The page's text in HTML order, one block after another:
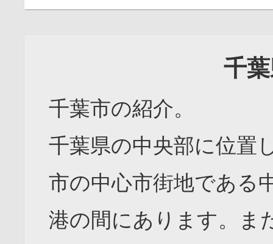
千
千葉市の紹介。
千葉県の中央部に位置
市の中心市街地である
港の間にあります。ま